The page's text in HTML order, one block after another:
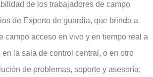
de los trabajadores de campo
de Experto de guardia, que brinda a
campo acceso en vivo y en tiempo real a
la sala de control central, o en otro
de problemas, soporte y asesoría;